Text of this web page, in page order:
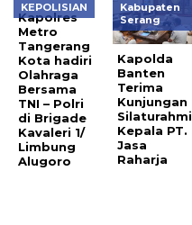
KEPOLISIAN
Kapolres
Metro
Tangerang
Kota hadiri
Olahraga
Bersama
TNI – Polri
di Brigade
Kavaleri 1/
Limbung
Alugoro
Kabupaten
Serang
Kapolda
Banten
Terima
Kunjungan
Silaturahmi
Kepala PT.
Jasa
Raharja